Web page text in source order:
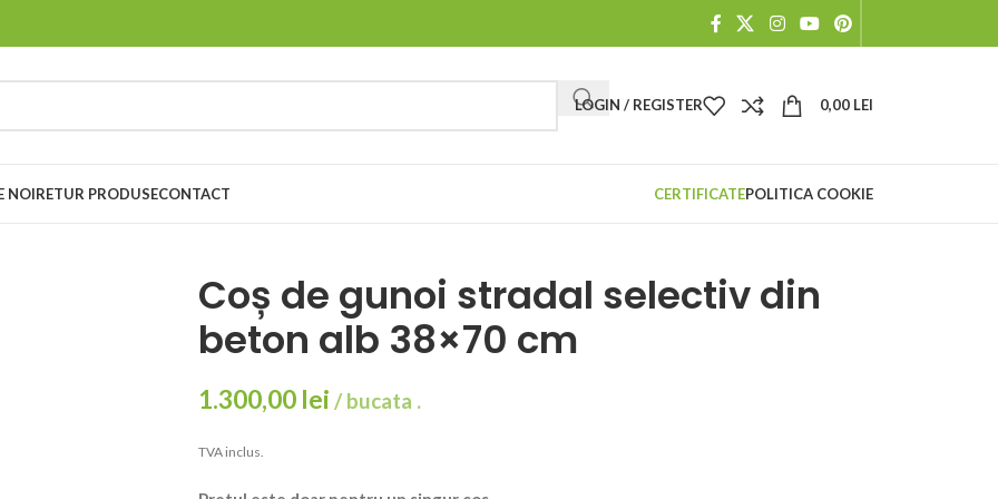
LOGIN / REGISTER 0,00 LEI
NOIRETUR PRODUSECONTACT CERTIFICATEPOLITICA COOKIE
Coș de gunoi stradal selectiv din
beton alb 38×70 cm
1.300,00 lei / bucata .
TVA inclus.